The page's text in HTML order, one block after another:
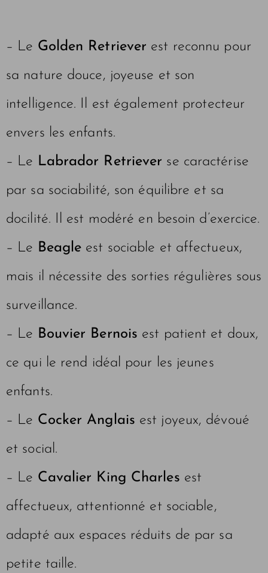
– Le Golden Retriever est reconnu pour
sa nature douce, joyeuse et son
intelligence. Il est également protecteur
envers les enfants.
– Le Labrador Retriever se caractérise
par sa sociabilité, son équilibre et sa
docilité. Il est modéré en besoin d’exercice.
– Le Beagle est sociable et affectueux,
mais il nécessite des sorties régulières sous
surveillance.
– Le Bouvier Bernois est patient et doux,
ce qui le rend idéal pour les jeunes
enfants.
– Le Cocker Anglais est joyeux, dévoué
et social.
– Le Cavalier King Charles est
affectueux, attentionné et sociable,
adapté aux espaces réduits de par sa
petite taille.